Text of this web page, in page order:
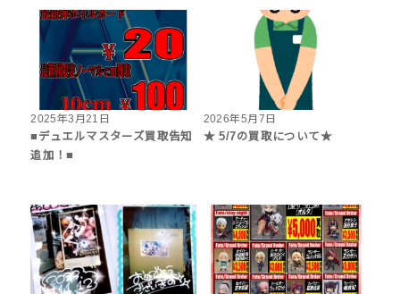
2025年3月21日
■デュエルマスターズ買取告知
追加！■
2026年5月7日
★ 5/7の買取について★